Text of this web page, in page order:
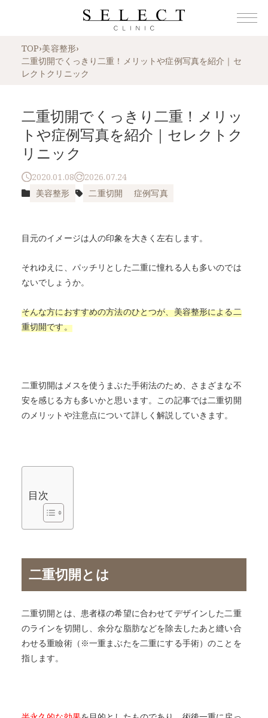
TOP›美容整形›
二重切開でくっきり二重！メリットや症例写真を紹介｜セ
レクトクリニック
二重切開でくっきり二重！メリッ
トや症例写真を紹介｜セレクトク
リニック
2020.01.08
2026.07.24
美容整形
二重切開 症例写真
目元のイメージは人の印象を大きく左右します。
それゆえに、パッチリとした二重に憧れる人も多いのでは
ないでしょうか。
そんな方におすすめの方法のひとつが、美容整形による二
重切開です。
二重切開はメスを使うまぶた手術法のため、さまざまな不
安を感じる方も多いかと思います。この記事では二重切開
のメリットや注意点について詳しく解説していきます。
目次
二重切開とは
二重切開とは、患者様の希望に合わせてデザインした二重
のラインを切開し、余分な脂肪などを除去したあと縫い合
わせる重瞼術（※一重まぶたを二重にする手術）のことを
指します。